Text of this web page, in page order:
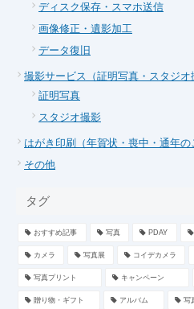
ディスク保存・スマホ送信
画像修正・遺影加工
データ復旧
撮影サービス（証明写真・スタジオ
証明写真
スタジオ撮影
はがき印刷（年賀状・喪中・通年の
その他
タグ
おすすめ記事 写真 PDAY
カメラ 写真展 コイデカメラ
写真プリント キャンペーン
贈り物・ギフト アルバム 写